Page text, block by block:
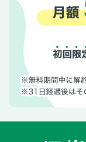
しょに しろう
【くるまのペー
めよう！ けいさ
【くるまのペ
るの？
【てつどうのペ
ん おおい かな？
のりものスポッ
あつまれ～！